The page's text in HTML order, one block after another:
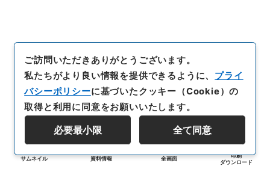
サムネイル 資料情報 全画面
印刷
ダウンロード
ご訪問いただきありがとうございます。
私たちがより良い情報を提供できるように、 プライ
バシーポリシーに基づいたクッキー（Cookie）の
取得と利用に同意をお願いいたします。
必要最小限 全て同意